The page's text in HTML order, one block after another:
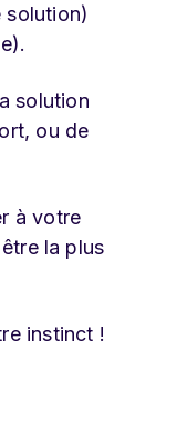
solution)
solution
ou de
à votre
la plus
instinct !